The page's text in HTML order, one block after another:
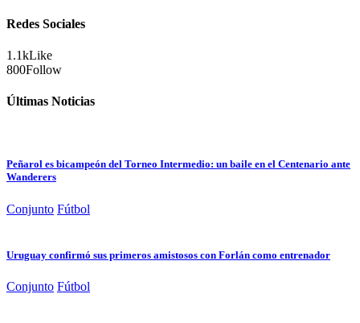
Redes Sociales
1.1kLike
800Follow
Últimas Noticias
Peñarol es bicampeón del Torneo Intermedio: un baile en el Centenario ante
Wanderers
Conjunto Fútbol
Uruguay confirmó sus primeros amistosos con Forlán como entrenador
Conjunto Fútbol